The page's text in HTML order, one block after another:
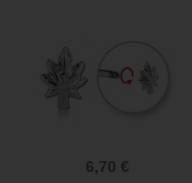
6,70 €